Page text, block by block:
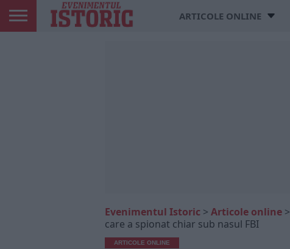
ARTICOLE ONLINE
Evenimentul Istoric > Articole online >
care a spionat chiar sub nasul FBI
ARTICOLE ONLINE